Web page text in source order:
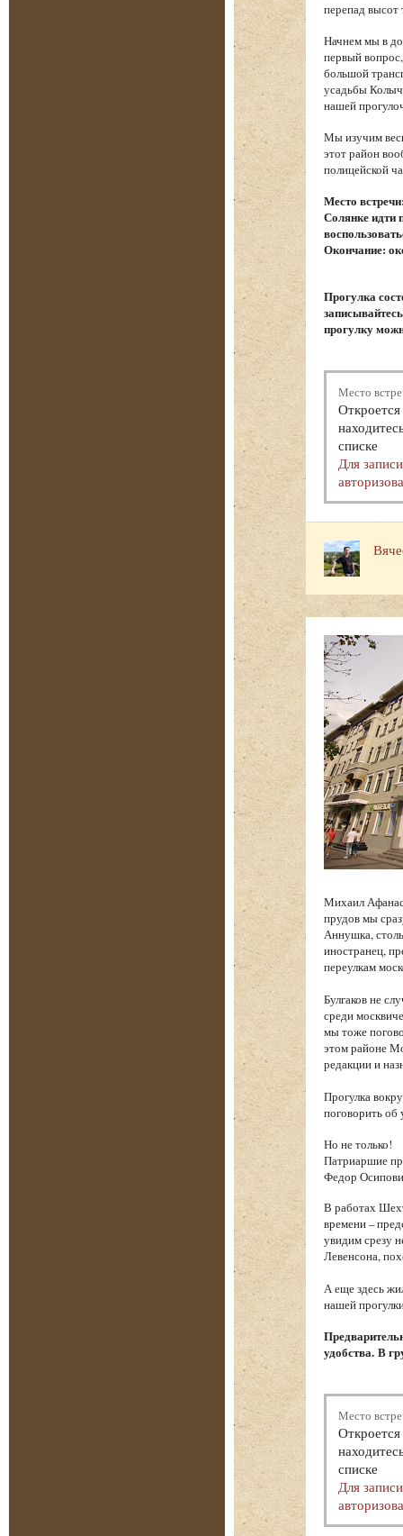
перепад высот
Начнем мы в
первый
большой
усадьбы
нашей
Мы изучим
этот район
полицейской
Место
Солянке идти
Окончание:
Прогулка
прогулку
Место
списке
Для
Михаил
прудов мы
Аннушка,
иностранец,
переулкам
Булгаков не
среди
мы тоже
этом районе
редакции и
Прогулка
поговорить об
Но не только!
Патриаршие
Федор
В работах
времени –
увидим срезу
Левенсона,
А еще здесь
нашей
удобства. В
Место
списке
Для